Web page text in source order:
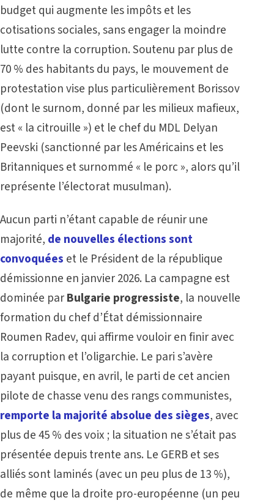
budget qui augmente les impôts et les
cotisations sociales, sans engager la moindre
lutte contre la corruption. Soutenu par plus de
70 % des habitants du pays, le mouvement de
protestation vise plus particulièrement Borissov
(dont le surnom, donné par les milieux mafieux,
est « la citrouille ») et le chef du MDL Delyan
Peevski (sanctionné par les Américains et les
Britanniques et surnommé « le porc », alors qu’il
représente l’électorat musulman).
Aucun parti n’étant capable de réunir une
majorité, de nouvelles élections sont
convoquées et le Président de la république
démissionne en janvier 2026. La campagne est
dominée parBulgarie progressiste, la nouvelle
formation du chef d’État démissionnaire
Roumen Radev, qui affirme vouloir en finir avec
la corruption et l’oligarchie. Le pari s’avère
payant puisque, en avril, le parti de cet ancien
pilote de chasse venu des rangs communistes,
remporte la majorité absolue des sièges, avec
plus de 45 % des voix ; la situation ne s’était pas
présentée depuis trente ans. Le GERB et ses
alliés sont laminés (avec un peu plus de 13 %),
de même que la droite pro-européenne (un peu